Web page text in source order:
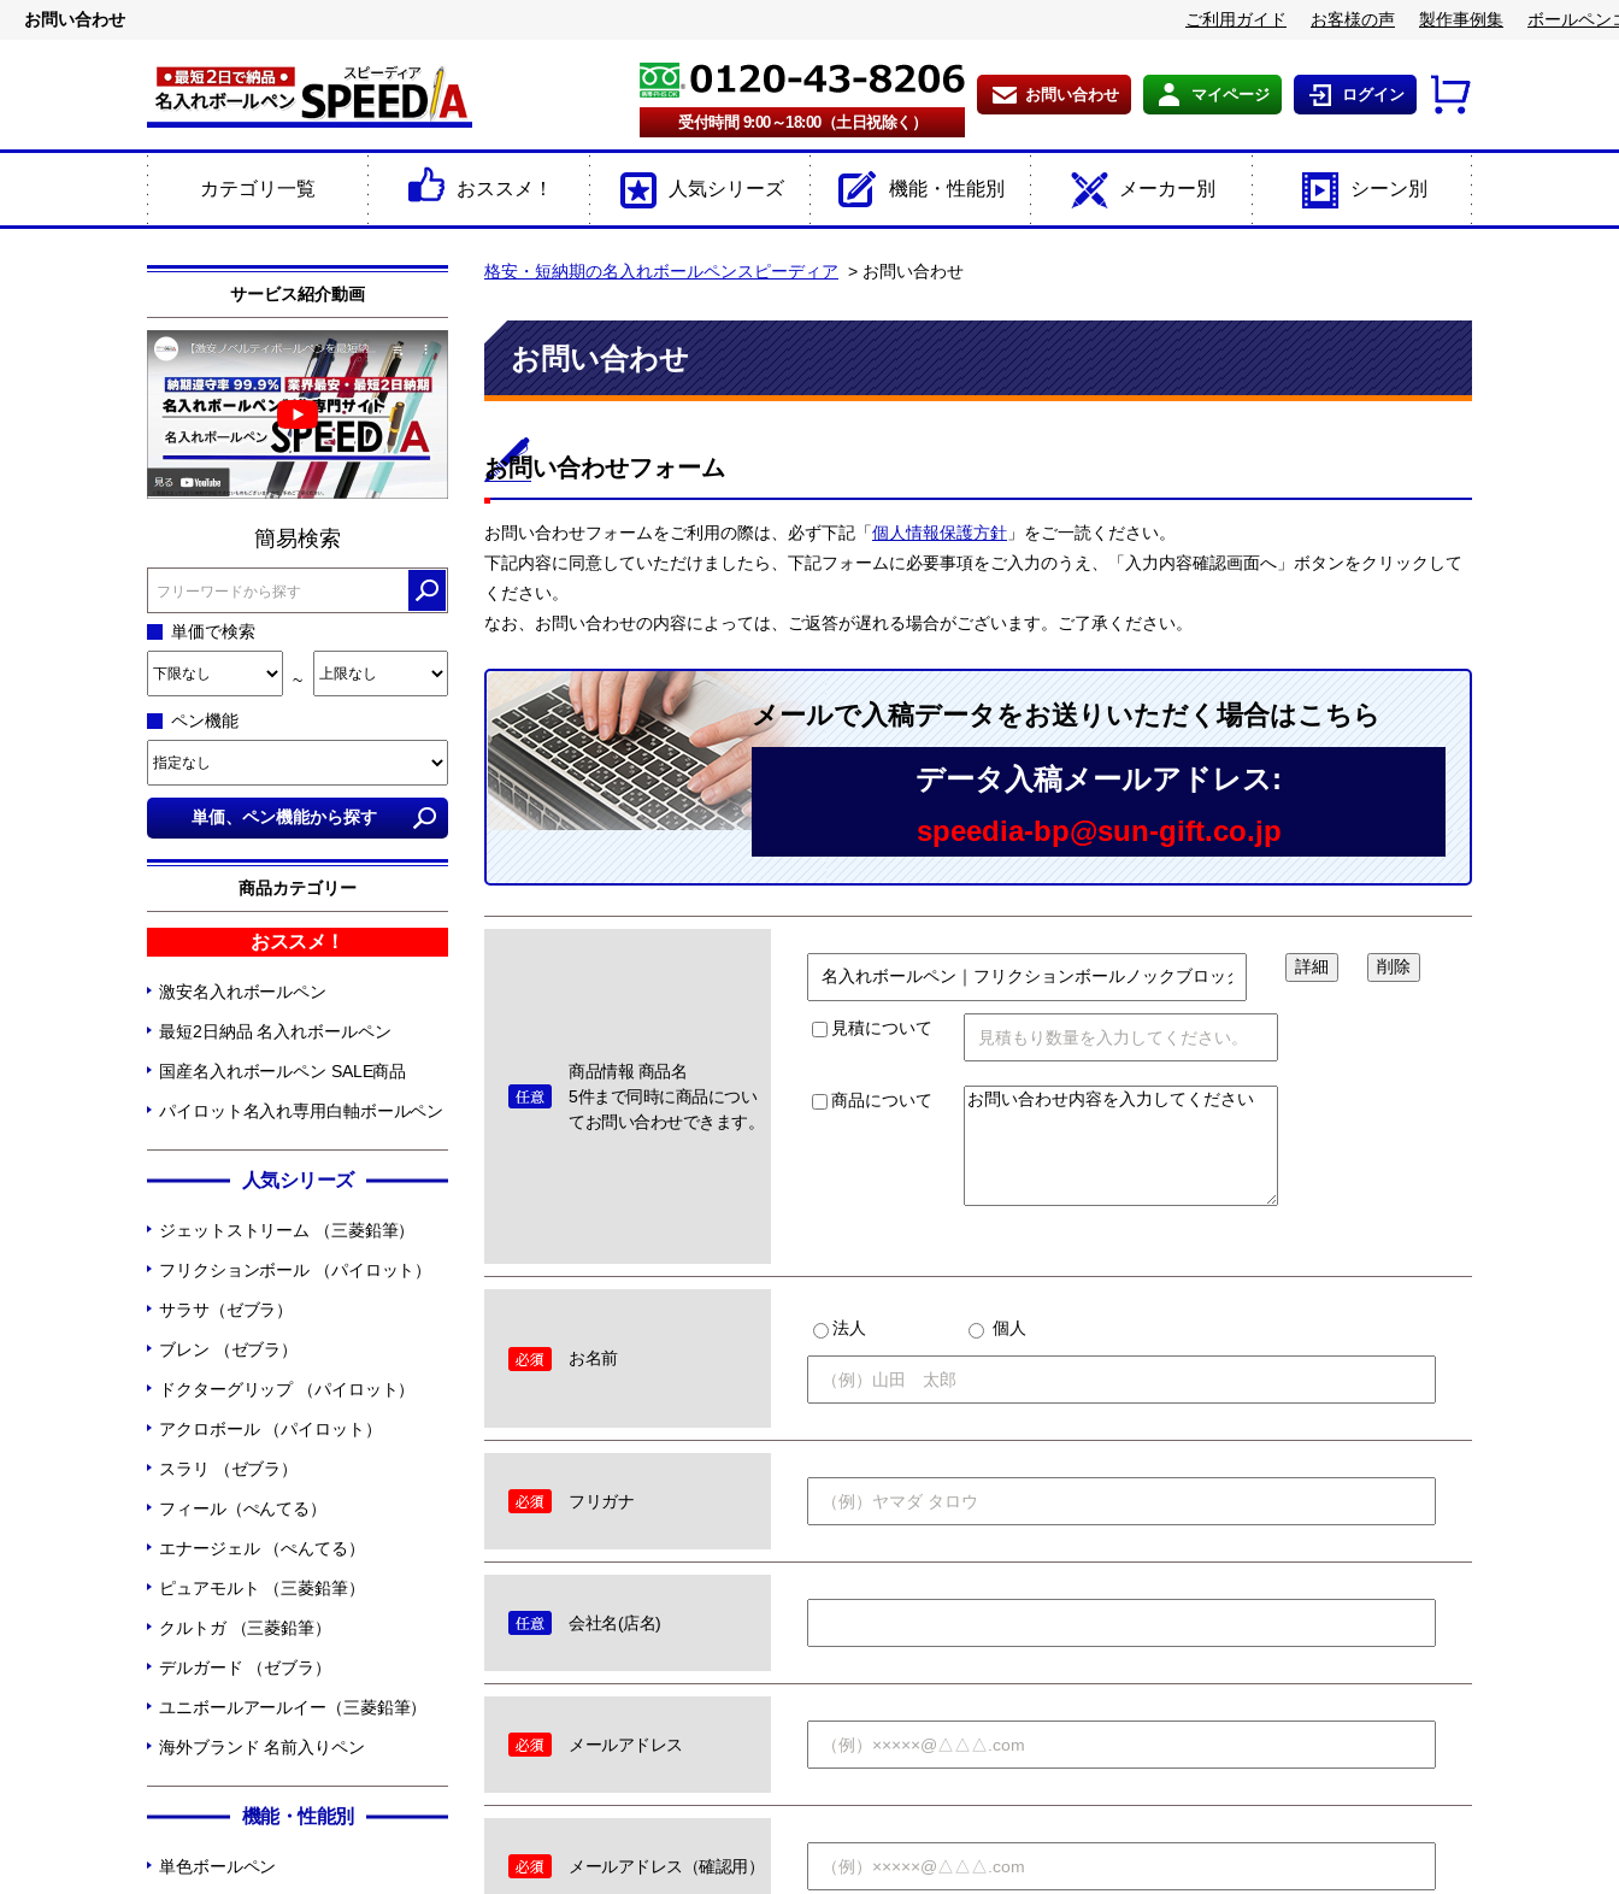
お問い合わせ ご利用ガイド お客様の声 製作事例集 ボールペン
受付時間 9:00～18:00（土日祝除く）
お問い合わせ マイページ ログイン
カテゴリ一覧 おススメ！ 人気シリーズ 機能・性能別 メーカー別 シーン別
サービス紹介動画
簡易検索
単価で検索
~
ペン機能
商品カテゴリー
おススメ！
激安名入れボールペン
最短2日納品 名入れボールペン
国産名入れボールペン SALE商品
パイロット名入れ専用白軸ボールペン
人気シリーズ
ジェットストリーム （三菱鉛筆）
フリクションボール （パイロット）
サラサ（ゼブラ）
ブレン （ゼブラ）
ドクターグリップ （パイロット）
アクロボール （パイロット）
スラリ （ゼブラ）
フィール（ぺんてる）
エナージェル （ぺんてる）
ピュアモルト （三菱鉛筆）
クルトガ （三菱鉛筆）
デルガード （ゼブラ）
ユニボールアールイー（三菱鉛筆）
海外ブランド 名前入りペン
機能・性能別
単色ボールペン
格安・短納期の名入れボールペンスピーディア お問い合わせ
お問い合わせ
お問い合わせフォーム
お問い合わせフォームをご利用の際は、必ず下記「個人情報保護方針 」をご一読ください。
下記内容に同意していただけましたら、下記フォームに必要事項をご入力のうえ、「入力内容確認画面へ」ボタンをクリックして
ください。
なお、お問い合わせの内容によっては、ご返答が遅れる場合がございます。ご了承ください。
メールで入稿データをお送りいただく場合はこちら
データ入稿メールアドレス:
speedia-bp@sun-gift.co.jp
商品情報 商品名
5件まで同時に商品につい
てお問い合わせできます。
見積について
商品について
お名前
法人 個人
フリガナ
会社名(店名)
メールアドレス
メールアドレス（確認用）